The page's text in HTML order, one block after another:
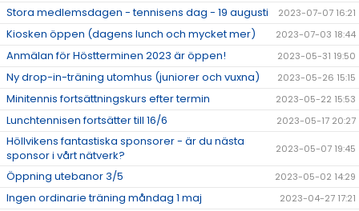
Stora medlemsdagen - tennisens dag - 19 augusti 2023-07-07 16:21
Kiosken öppen (dagens lunch och mycket mer) 2023-07-03 18:44
Anmälan för Höstterminen 2023 är öppen! 2023-05-31 19:50
Ny drop-in-träning utomhus (juniorer och vuxna) 2023-05-26 15:15
Minitennis fortsättningskurs efter termin 2023-05-22 15:53
Lunchtennisen fortsätter till 16/6 2023-05-17 20:27
Höllvikens fantastiska sponsorer - är du nästa
sponsor i vårt nätverk?
2023-05-07 19:45
Öppning utebanor 3/5 2023-05-02 14:29
Ingen ordinarie träning måndag 1 maj 2023-04-27 17:21